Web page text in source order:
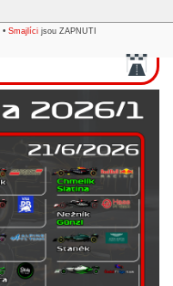
Smajlíci jsou ZAPNUTI